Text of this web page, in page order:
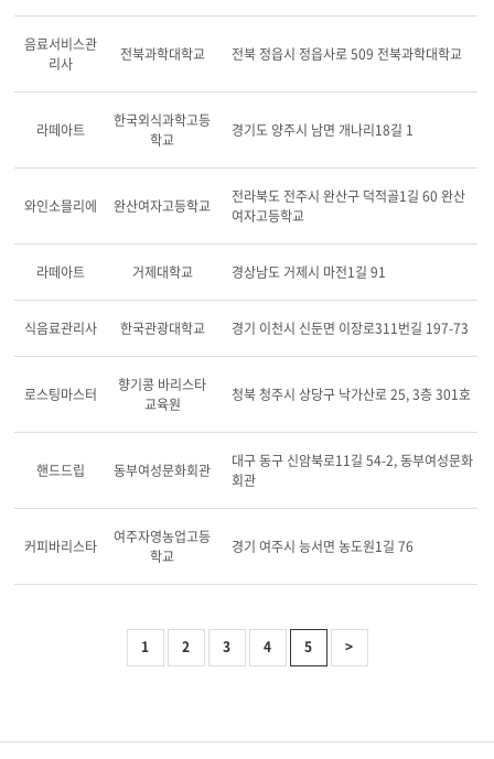
음료서비스관
리사
전북과학대학교 전북 정읍시 정읍사로 509 전북과학대학교
라떼아트
한국외식과학고등
학교
경기도 양주시 남면 개나리18길 1
와인소믈리에 완산여자고등학교
전라북도 전주시 완산구 덕적골1길 60 완산
여자고등학교
라떼아트 거제대학교 경상남도 거제시 마전1길 91
식음료관리사 한국관광대학교 경기 이천시 신둔면 이장로311번길 197-73
로스팅마스터
향기콩 바리스타
교육원
청북 청주시 상당구 낙가산로 25, 3층 301호
핸드드립 동부여성문화회관
대구 동구 신암북로11길 54-2, 동부여성문화
회관
커피바리스타
여주자영농업고등
학교
경기 여주시 능서면 농도원1길 76
1 2 3 4 5 >